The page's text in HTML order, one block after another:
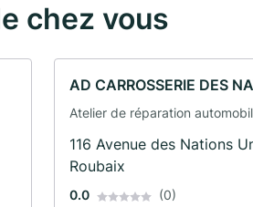
chez vous
AD CARROSSERIE DES
Atelier de réparation
116 Avenue des Nations
Roubaix
0.0 (0)